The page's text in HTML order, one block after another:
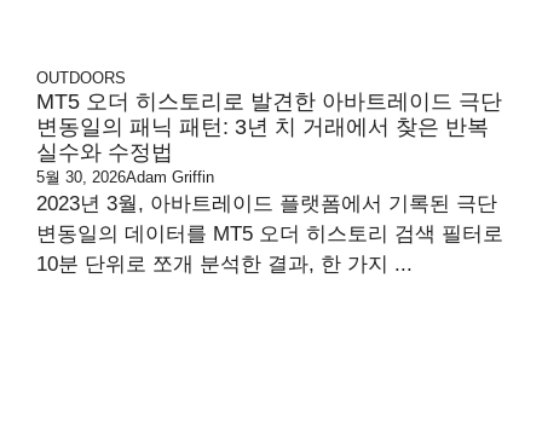
OUTDOORS
MT5 오더 히스토리로 발견한 아바트레이드 극단
변동일의 패닉 패턴: 3년 치 거래에서 찾은 반복
실수와 수정법
5월 30, 2026Adam Griffin
2023년 3월, 아바트레이드 플랫폼에서 기록된 극단
변동일의 데이터를 MT5 오더 히스토리 검색 필터로
10분 단위로 쪼개 분석한 결과, 한 가지 ...